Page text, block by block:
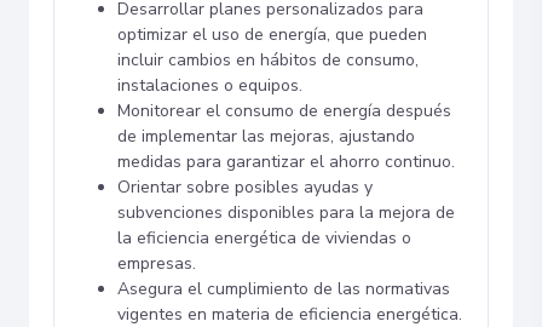
Desarrollar planes personalizados para
optimizar el uso de energía, que pueden
incluir cambios en hábitos de consumo,
instalaciones o equipos.
Monitorear el consumo de energía después
de implementar las mejoras, ajustando
medidas para garantizar el ahorro continuo.
Orientar sobre posibles ayudas y
subvenciones disponibles para la mejora de
la eficiencia energética de viviendas o
empresas.
Asegura el cumplimiento de las normativas
vigentes en materia de eficiencia energética.